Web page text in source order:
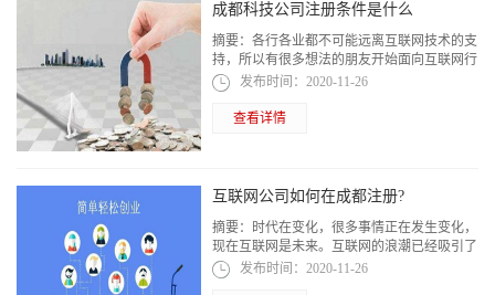
成都科技公司注册条件是什么
摘要：各行各业都不可能远离互联网技术的支
持，所以有很多想法的朋友开始面向互联网行
业，只要选择一个技术公司来实现自己的梦
发布时间：2020-11-26
查看详情
互联网公司如何在成都注册?
摘要： 时代在变化，很多事情正在发生变化，
现在互联网是未来。互联网的浪潮已经吸引了
大量的人开始创办互联网公司，所以互联网公
司如何在成都注册?
发布时间： 2020-11-26